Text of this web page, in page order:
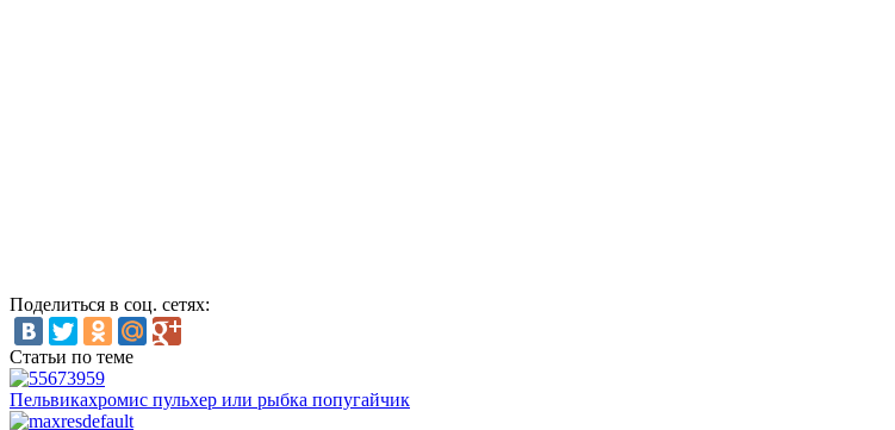
Поделиться в соц. сетях:
Статьи по теме
Пельвикахромис пульхер или рыбка попугайчик